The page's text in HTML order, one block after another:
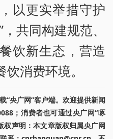
以更实举措守护
共同构建规范、
饮新生态，营造
消费环境。
“央广网”客户端。欢迎提供新闻
；消费者也可通过央广网“啄
权声明：本文章版权归属央广网